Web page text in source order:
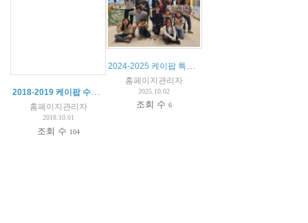
2018-2019 케이팝 수업계획표
홈페이지관리자
2018.10.01
조회 수 104
홈페이지관리자
2025.10.02
조회 수 6